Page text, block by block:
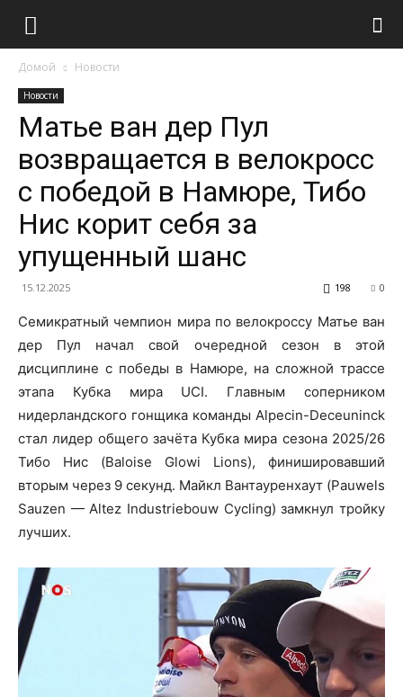
Домой Новости
Новости
Матье ван дер Пул
возвращается в велокросс
с победой в Намюре, Тибо
Нис корит себя за
упущенный шанс
15.12.2025 0
198
Семикратный чемпион мира по велокроссу Матье ван
дер Пул начал свой очередной сезон в этой
дисциплине с победы в Намюре, на сложной трассе
этапа Кубка мира UCI. Главным соперником
нидерландского гонщика команды Alpecin-Deceuninck
стал лидер общего зачёта Кубка мира сезона 2025/26
Тибо Нис (Baloise Glowi Lions), финишировавший
вторым через 9 секунд. Майкл Вантауренхаут (Pauwels
Sauzen — Altez Industriebouw Cycling) замкнул тройку
лучших.